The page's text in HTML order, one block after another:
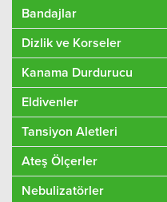
Bandajlar
Dizlik ve Korseler
Kanama Durdurucu
Eldivenler
Tansiyon Aletleri
Ateş Ölçerler
Nebulizatörler